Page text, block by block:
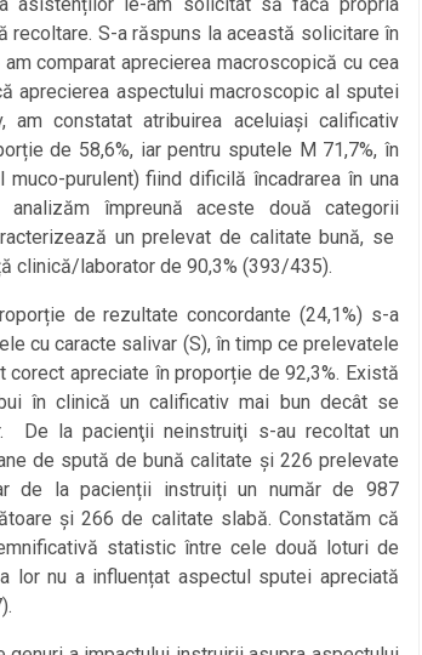
recoltare. S-a răspuns la această solicitare în
comparat aprecierea macroscopică cu cea
aprecierea aspectului macroscopic al sputei
am constatat atribuirea aceluiași calificativ
de 58,6%, iar pentru sputele M 71,7%, în
purulent) fiind dificilă încadrarea în una
analizăm împreună aceste două categorii
un prelevat de calitate bună, se
clinică/laborator de 90,3% (393/435).
de rezultate concordante (24,1%) s-a
cu caracte salivar (S), în timp ce prelevatele
corect apreciate în proporție de 92,3%. Există
în clinică un calificativ mai bun decât se
De la pacienţii neinstruiţi s-au recoltat un
de spută de bună calitate și 226 prelevate
de la pacienții instruiți un număr de 987
și 266 de calitate slabă. Constatăm că
statistic între cele două loturi de
lor nu a influențat aspectul sputei apreciată